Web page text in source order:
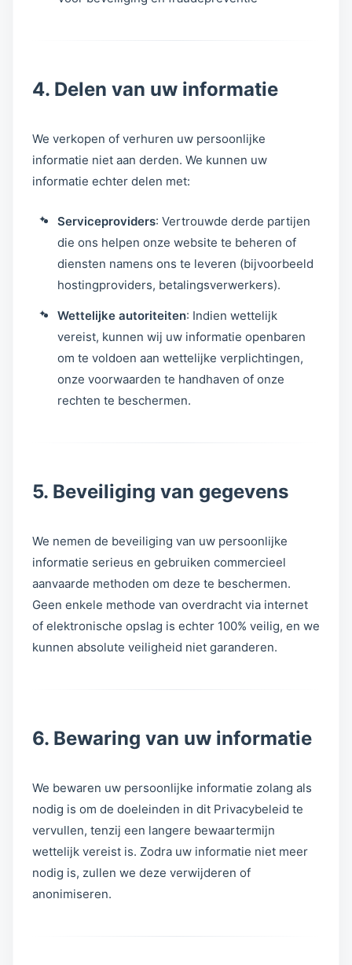
4. Delen van uw informatie
We verkopen of verhuren uw persoonlijke
informatie niet aan derden. We kunnen uw
informatie echter delen met:
Serviceproviders: Vertrouwde derde partijen
die ons helpen onze website te beheren of
diensten namens ons te leveren (bijvoorbeeld
hostingproviders, betalingsverwerkers).
Wettelijke autoriteiten: Indien wettelijk
vereist, kunnen wij uw informatie openbaren
om te voldoen aan wettelijke verplichtingen,
onze voorwaarden te handhaven of onze
rechten te beschermen.
5. Beveiliging van gegevens
We nemen de beveiliging van uw persoonlijke
informatie serieus en gebruiken commercieel
aanvaarde methoden om deze te beschermen.
Geen enkele methode van overdracht via internet
of elektronische opslag is echter 100% veilig, en we
kunnen absolute veiligheid niet garanderen.
6. Bewaring van uw informatie
We bewaren uw persoonlijke informatie zolang als
nodig is om de doeleinden in dit Privacybeleid te
vervullen, tenzij een langere bewaartermijn
wettelijk vereist is. Zodra uw informatie niet meer
nodig is, zullen we deze verwijderen of
anonimiseren.